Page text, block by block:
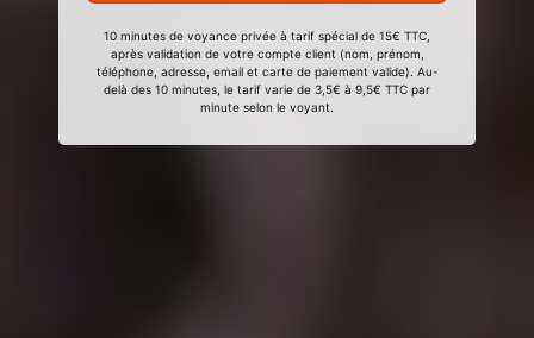
10 minutes de voyance privée à tarif spécial de 15€ TTC,
après validation de votre compte client (nom, prénom,
téléphone, adresse, email et carte de paiement valide). Au-
delà des 10 minutes, le tarif varie de 3,5€ à 9,5€ TTC par
minute selon le voyant.